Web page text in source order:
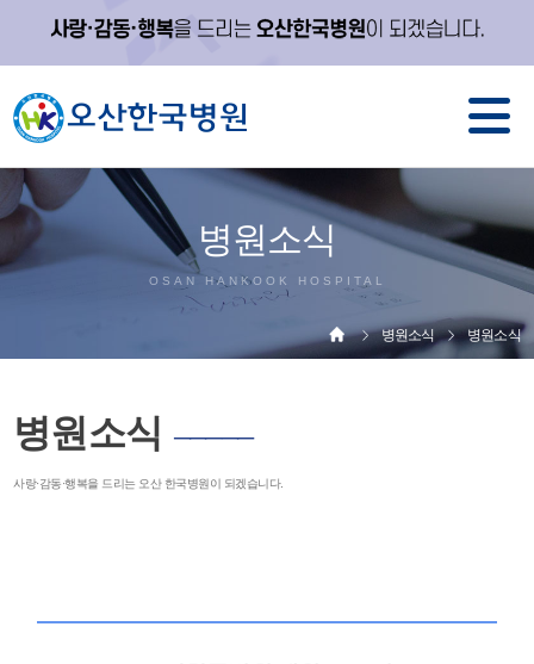
병원소식
OSAN HANKOOK HOSPITAL
병원소식 병원소식
병원소식 ─────
사랑·감동·행복을 드리는 오산 한국병원이 되겠습니다.